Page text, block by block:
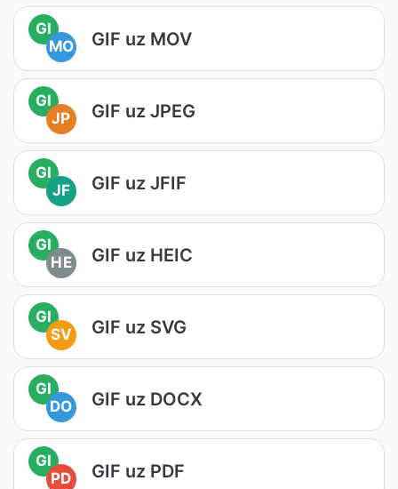
GI
MO
GIF uz MOV
GI
JP
GIF uz JPEG
GI
JF
GIF uz JFIF
GI
HE
GIF uz HEIC
GI
SV
GIF uz SVG
GI
DO
GIF uz DOCX
GI
PD
GIF uz PDF